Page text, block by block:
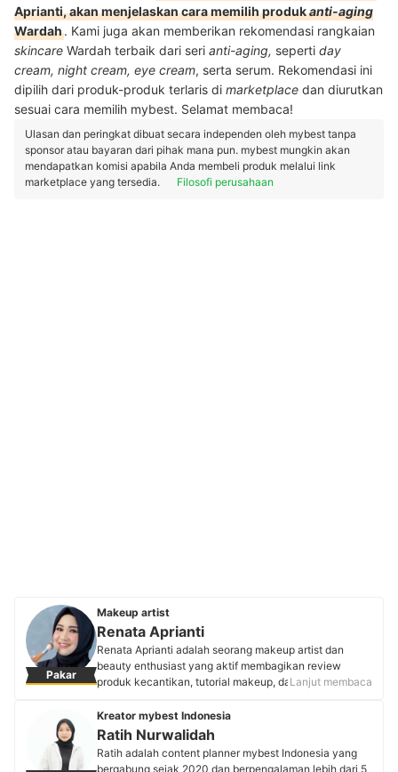
Aprianti, akan menjelaskan cara memilih produkanti-aging
Wardah. Kami juga akan memberikan rekomendasi rangkaian
skincare Wardah terbaik dari seri anti-aging, seperti day
cream, night cream, eye cream, serta serum. Rekomendasi ini
dipilih dari produk-produk terlaris di marketplace dan diurutkan
sesuai cara memilih mybest. Selamat membaca!
Ulasan dan peringkat dibuat secara independen oleh mybest tanpa
sponsor atau bayaran dari pihak mana pun. mybest mungkin akan
mendapatkan komisi apabila Anda membeli produk melalui link
marketplace yang tersedia.
Filosofi perusahaan
Pakar
Makeup artist
Renata Aprianti
Renata Aprianti adalah seorang makeup artist dan
beauty enthusiast yang aktif membagikan review
produk kecantikan, tutorial makeup, dan skincare di
dunia kecantikan sejak 2017, Renata juga dikenal
sebagai penulis yang telah menerbitkan tiga novel
remaja dan memiliki pengalaman lebih dari sepuluh
tahun sebagai beauty blogger. Perpaduan antara
Lanjut membaca
Kreator mybest Indonesia
Ratih Nurwalidah
Ratih adalah content planner mybest Indonesia yang
bergabung sejak 2020 dan berpengalaman lebih dari 5